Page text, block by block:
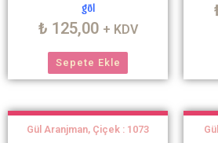
gül
₺ 125,00 + KDV
Sepete Ekle
Gül Aranjman, Çiçek : 1073